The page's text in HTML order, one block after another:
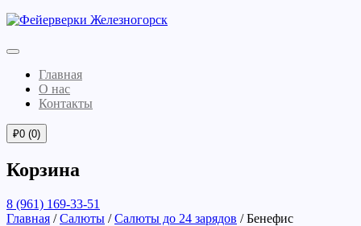
Главная
О нас
Контакты
₽0 (0)
Корзина
8 (961) 169-33-51
Главная /Салюты /Салюты до 24 зарядов / Бенефис